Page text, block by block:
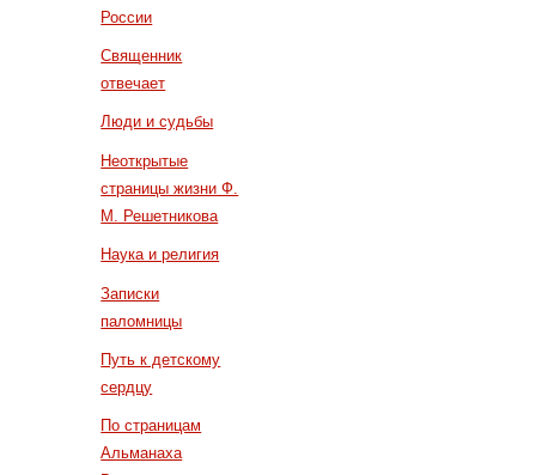
России
Священник
отвечает
Люди и судьбы
Неоткрытые
страницы жизни Ф.
М. Решетникова
Наука и религия
Записки
паломницы
Путь к детскому
сердцу
По страницам
Альманаха